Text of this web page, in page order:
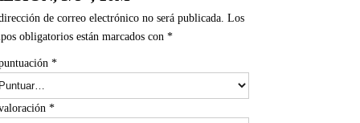
de correo electrónico no será publicada. Los
obligatorios están marcados con *
*
*